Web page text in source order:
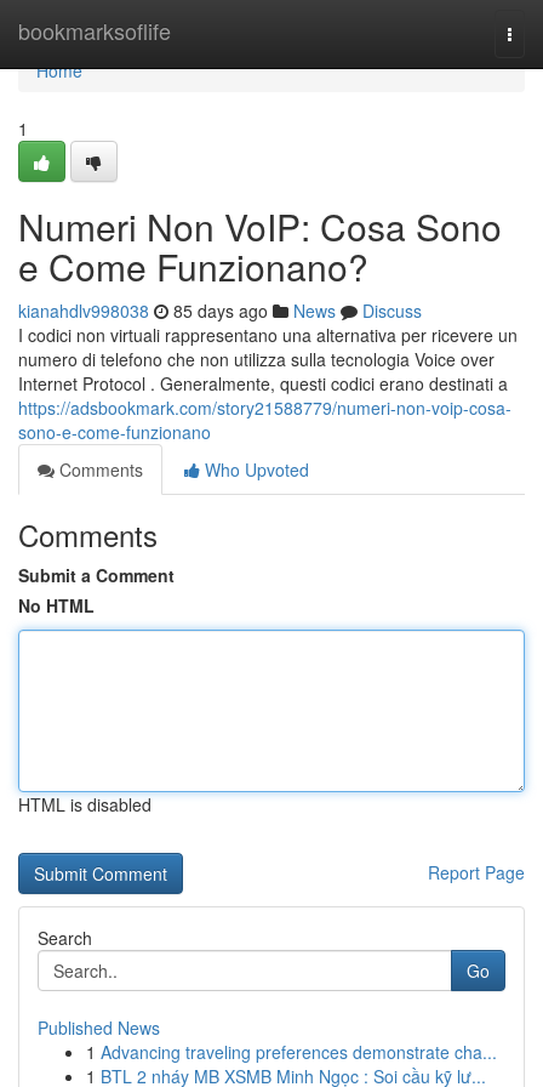
bookmarksoflife
Home
Home
1
Numeri Non VoIP: Cosa Sono
e Come Funzionano?
kianahdlv998038 85 days ago News
Discuss
I codici non virtuali rappresentano una alternativa per ricevere un
numero di telefono che non utilizza sulla tecnologia Voice over
Internet Protocol . Generalmente, questi codici erano destinati a
https://adsbookmark.com/story21588779/numeri-non-voip-cosa-
sono-e-come-funzionano
Comments
Who Upvoted
Comments
Submit a Comment
No HTML
HTML is disabled
Report Page
Search
Go
Published News
1 Advancing traveling preferences demonstrate cha...
1 BTL 2 nháy MB XSMB Minh Ngọc : Soi cầu kỹ lư...